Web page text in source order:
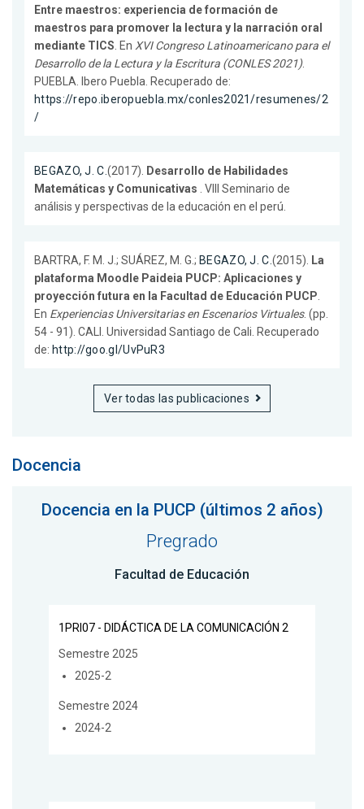
Entre maestros: experiencia de formación de
maestros para promover la lectura y la narración oral
mediante TICS . En XVI Congreso Latinoamericano para el
Desarrollo de la Lectura y la Escritura (CONLES 2021).
PUEBLA. Ibero Puebla. Recuperado de:
https://repo.iberopuebla.mx/conles2021/resumenes/2
/
BEGAZO, J. C. (2017).
Desarrollo de Habilidades
Matemáticas y Comunicativas
. VIII Seminario de
análisis y perspectivas de la educación en el perú.
BARTRA, F. M. J.; SUÁREZ, M. G.; BEGAZO, J. C. (2015).
La
plataforma Moodle Paideia PUCP: Aplicaciones y
proyección futura en la Facultad de Educación PUCP
En Experiencias Universitarias en Escenarios Virtuales. (pp.
54 - 91). CALI. Universidad Santiago de Cali. Recuperado
de: http://goo.gl/UvPuR3
Ver todas las publicaciones
Docencia
Docencia en la PUCP (últimos 2 años)
Pregrado
Facultad de Educación
1PRI07 - DIDÁCTICA DE LA COMUNICACIÓN 2
Semestre 2025
2025-2
Semestre 2024
2024-2